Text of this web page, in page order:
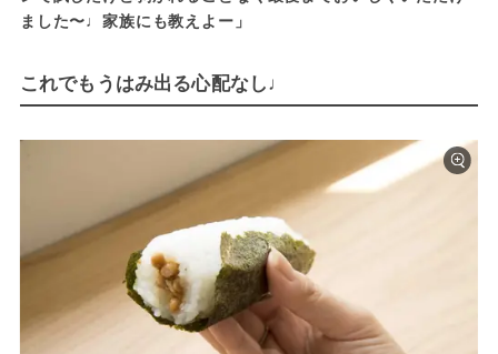
ました〜♩家族にも教えよー」
これでもうはみ出る心配なし♩